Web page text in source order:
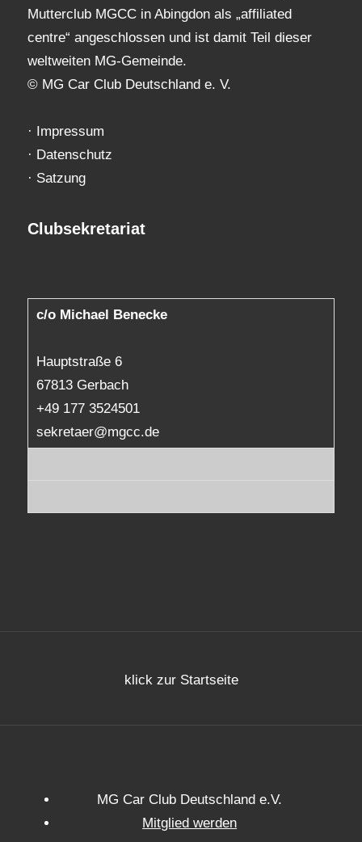
Mutterclub MGCC in Abingdon als „affiliated
centre“ angeschlossen und ist damit Teil dieser
weltweiten MG-Gemeinde.
© MG Car Club Deutschland e. V.
·
Impressum
· Datenschutz
· Satzung
Clubsekretariat
c/o Michael Benecke
Hauptstraße 6
67813 Gerbach
+49 177 3524501
sekretaer@mgcc.de
klick zur Startseite
MG Car Club Deutschland e.V.
Mitglied werden